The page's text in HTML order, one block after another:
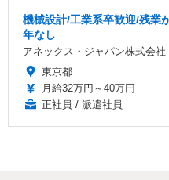
機械設計/工業系卒歓迎/残業
年なし
アネックス・ジャパン株式会社
東京都
月給32万円～40万円
正社員 / 派遣社員